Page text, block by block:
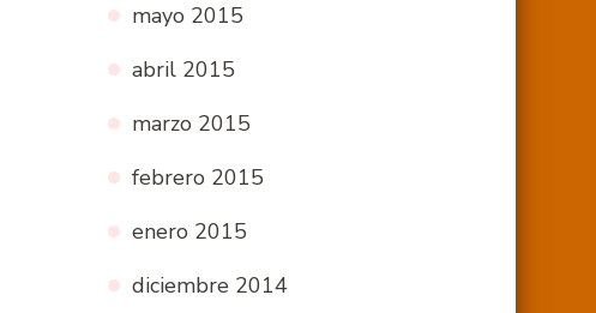
mayo 2015
abril 2015
marzo 2015
febrero 2015
enero 2015
diciembre 2014